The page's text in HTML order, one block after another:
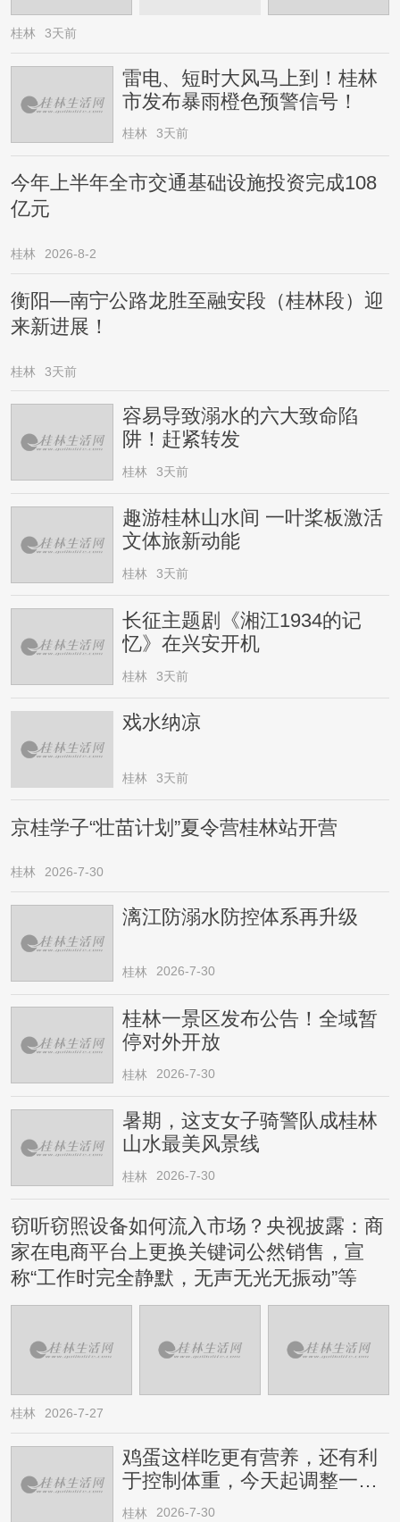
桂林 3天前
雷电、短时大风马上到！桂林
市发布暴雨橙色预警信号！
桂林 3天前
今年上半年全市交通基础设施投资完成108
亿元
桂林 2026-8-2
衡阳—南宁公路龙胜至融安段（桂林段）迎
来新进展！
桂林 3天前
容易导致溺水的六大致命陷
阱！赶紧转发
桂林 3天前
趣游桂林山水间 一叶桨板激活
文体旅新动能
桂林 3天前
长征主题剧《湘江1934的记
忆》在兴安开机
桂林 3天前
戏水纳凉
桂林 3天前
京桂学子“壮苗计划”夏令营桂林站开营
桂林 2026-7-30
漓江防溺水防控体系再升级
桂林 2026-7-30
桂林一景区发布公告！全域暂
停对外开放
桂林 2026-7-30
暑期，这支女子骑警队成桂林
山水最美风景线
桂林 2026-7-30
窃听窃照设备如何流入市场？央视披露：商
家在电商平台上更换关键词公然销售，宣
称“工作时完全静默，无声无光无振动”等
桂林 2026-7-27
鸡蛋这样吃更有营养，还有利
于控制体重，今天起调整一下
→
桂林 2026-7-30